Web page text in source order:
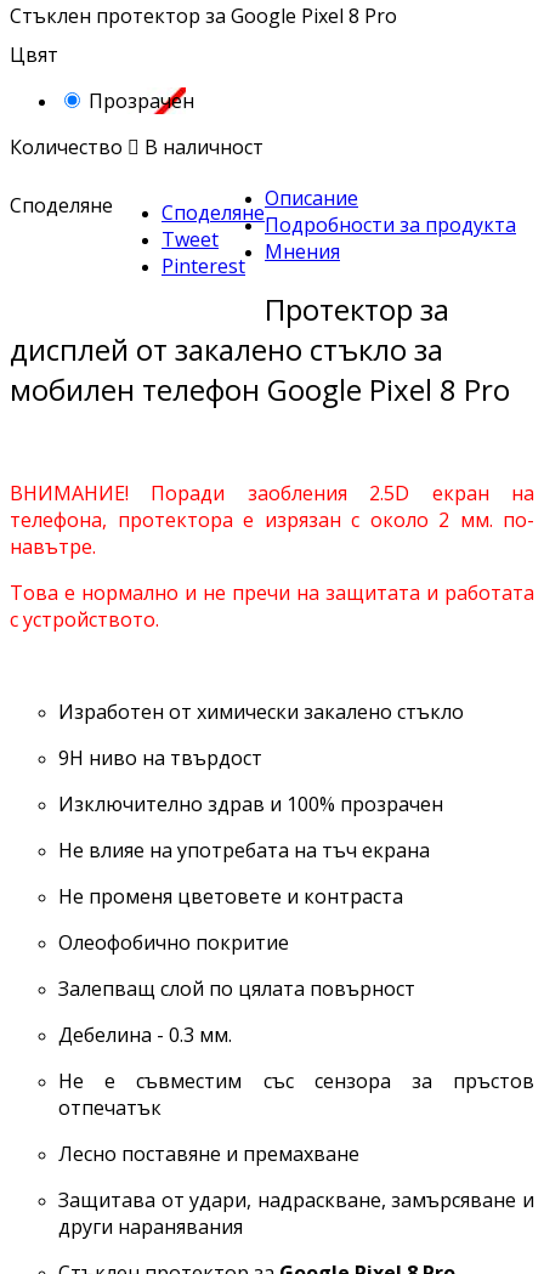
Стъклен протектор за Google Pixel 8 Pro
Цвят
Прозрачен
Количество  В наличност
Споделяне
Споделяне
Tweet
Pinterest
Описание
Подробности за продукта
Мнения
Протектор за
дисплей от закалено стъкло за
мобилен телефон Google Pixel 8 Pro
ВНИМАНИЕ! Поради заобления 2.5D екран на
телефона, протектора е изрязан с около 2 мм. по-
навътре.
Това е нормално и не пречи на защитата и работата
с устройството.
Изработен от химически закалено стъкло
9H ниво на твърдост
Изключително здрав и 100% прозрачен
Не влияе на употребата на тъч екрана
Не променя цветовете и контраста
Олеофобично покритие
Залепващ слой по цялата повърност
Дебелина - 0.3 мм.
Не е съвместим със сензора за пръстов
отпечатък
Лесно поставяне и премахване
Защитава от удари, надраскване, замърсяване и
други наранявания